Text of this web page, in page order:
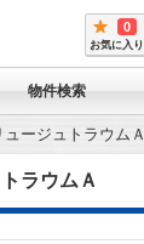
0
お気に入り
物件検索
ュージュトラウムＡ
ラウムＡ